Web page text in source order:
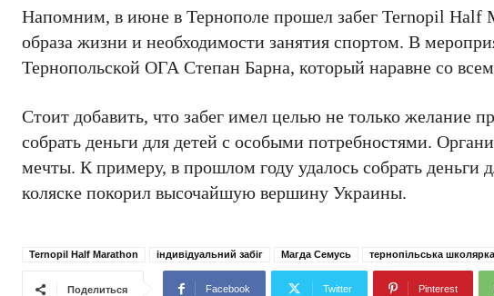
Напомним, в июне в Тернополе прошел забег Ternopil Half
образа жизни и необходимости занятия спортом. В
Тернопольской ОГА Степан Барна, который наравне со
Стоит добавить, что забег имел целью не только желание
собрать деньги для детей с особыми потребностями.
мечты. К примеру, в прошлом году удалось собрать деньги
коляске покорил высочайшую вершину Украины.
Ternopil Half Marathon індивідуальний забіг Магда Семусь тернопільська школярка
Поделиться Facebook Twitter Pinterest